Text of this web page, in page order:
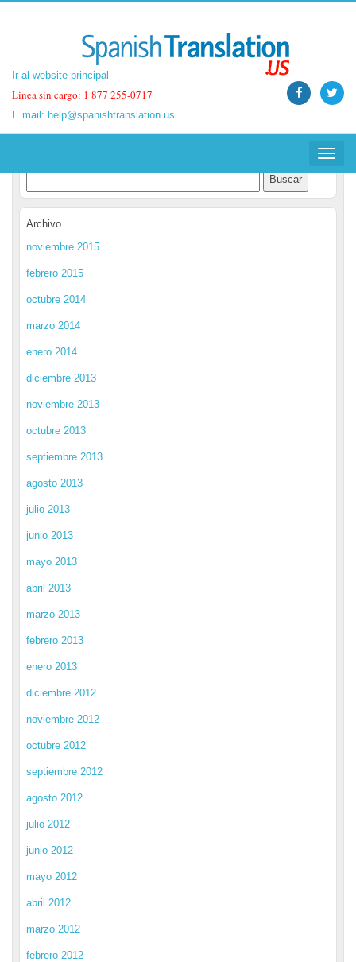
Ir al website principal
Linea sin cargo: 1 877 255-0717
E mail: help@spanishtranslation.us
Toggle
Ir al website principal
Linea sin cargo: 1 877 255-0717
E mail: help@spanishtranslation.us
Toggle
Spanish Translation Blog
Archivo
noviembre 2015
febrero 2015
octubre 2014
marzo 2014
enero 2014
diciembre 2013
noviembre 2013
octubre 2013
septiembre 2013
agosto 2013
julio 2013
junio 2013
mayo 2013
abril 2013
marzo 2013
febrero 2013
enero 2013
diciembre 2012
noviembre 2012
octubre 2012
septiembre 2012
agosto 2012
julio 2012
junio 2012
mayo 2012
abril 2012
marzo 2012
febrero 2012